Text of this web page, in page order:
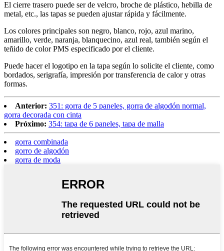
El cierre trasero puede ser de velcro, broche de plástico, hebilla de
metal, etc., las tapas se pueden ajustar rápida y fácilmente.
Los colores principales son negro, blanco, rojo, azul marino,
amarillo, verde, naranja, blanquecino, azul real, también según el
teñido de color PMS especificado por el cliente.
Puede hacer el logotipo en la tapa según lo solicite el cliente, como
bordados, serigrafía, impresión por transferencia de calor y otras
formas.
Anterior: 351: gorra de 5 paneles, gorra de algodón normal,
gorra decorada con cinta
Próximo: 354: tapa de 6 paneles, tapa de malla
gorra combinada
gorro de algodón
gorra de moda